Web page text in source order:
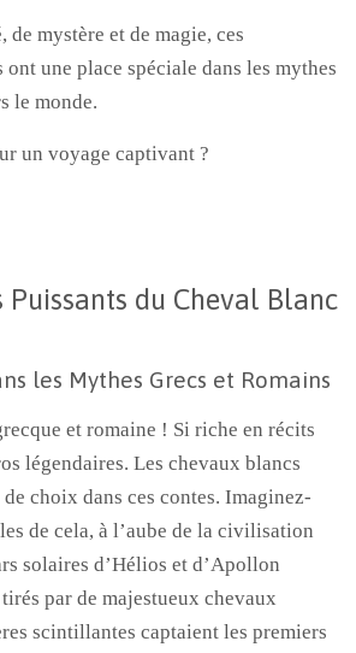
de mystère et de magie, ces
une place spéciale dans les mythes
le monde.
un voyage captivant ?
Puissants du Cheval Blanc
les Mythes Grecs et Romains
et romaine ! Si riche en récits
légendaires. Les chevaux blancs
choix dans ces contes. Imaginez-
de cela, à l’aube de la civilisation
solaires d’Hélios et d’Apollon
par de majestueux chevaux
scintillantes captaient les premiers